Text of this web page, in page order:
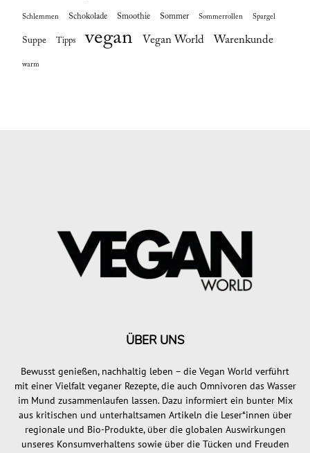
Schlemmen Schokolade Smoothie Sommer Sommerrollen Spargel
Suppe Tipps vegan Vegan World Warenkunde
warm
ÜBER UNS
Bewusst genießen, nachhaltig leben – die Vegan World verführt
mit einer Vielfalt veganer Rezepte, die auch Omnivoren das Wasser
im Mund zusammenlaufen lassen. Dazu informiert ein bunter Mix
aus kritischen und unterhaltsamen Artikeln die Leser*innen über
regionale und Bio-Produkte, über die globalen Auswirkungen
unseres Konsumverhaltens sowie über die Tücken und Freuden